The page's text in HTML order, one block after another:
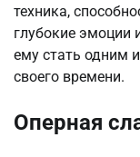
техника,
глубокие эмоции
ему стать одним
своего времени.
Оперная